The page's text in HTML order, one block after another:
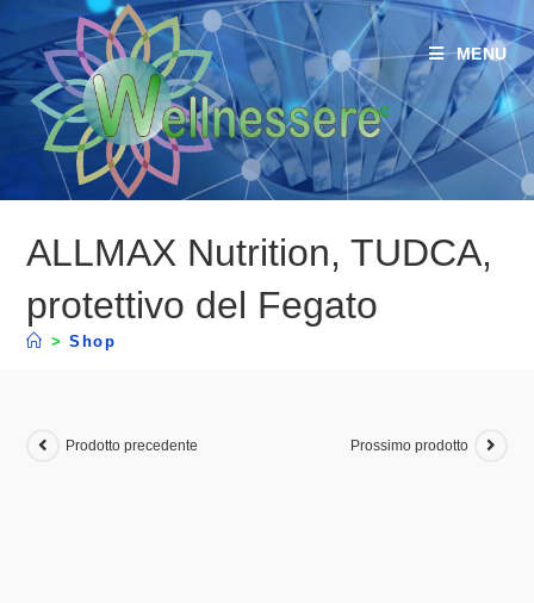
MENU
ALLMAX Nutrition, TUDCA,
protettivo del Fegato
> Shop
Prodotto precedente Prossimo prodotto